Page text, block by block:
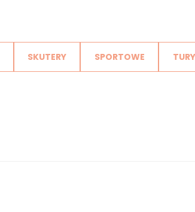
SKUTERY SPORTOWE